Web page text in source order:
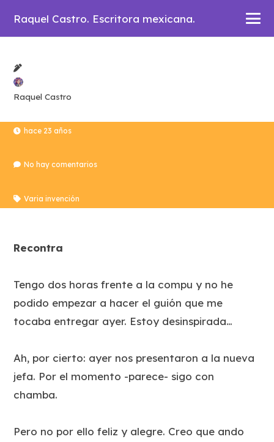
Raquel Castro. Escritora mexicana.
Raquel Castro
hace 23 años
No hay comentarios
Varia invención
Recontra
Tengo dos horas frente a la compu y no he
podido empezar a hacer el guión que me
tocaba entregar ayer. Estoy desinspirada…
Ah, por cierto: ayer nos presentaron a la nueva
jefa. Por el momento -parece- sigo con
chamba.
Pero no por ello feliz y alegre. Creo que ando